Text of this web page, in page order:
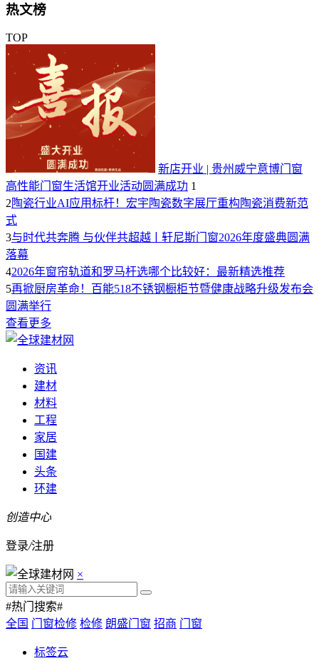
热文榜
TOP
新店开业 | 贵州威宁意博门窗
高性能门窗生活馆开业活动圆满成功 1
2陶瓷行业AI应用标杆！宏宇陶瓷数字展厅重构陶瓷消费新范
式​
3与时代共奔腾 与伙伴共超越ￜ轩尼斯门窗2026年度盛典圆满
落幕
42026年窗帘轨道和罗马杆选哪个比较好：最新精选推荐
5再掀厨房革命！百能518不锈钢橱柜节暨健康战略升级发布会
圆满举行
查看更多
资讯
建材
材料
工程
家居
国建
头条
环建
创造中心
登录/注册
×
#热门搜索#
全国 门窗检修 检修 朗盛门窗 招商 门窗
标签云